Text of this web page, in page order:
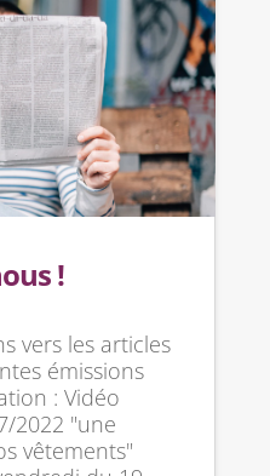
!
vers les articles
émissions
: Vidéo
2022 "une
vêtements"